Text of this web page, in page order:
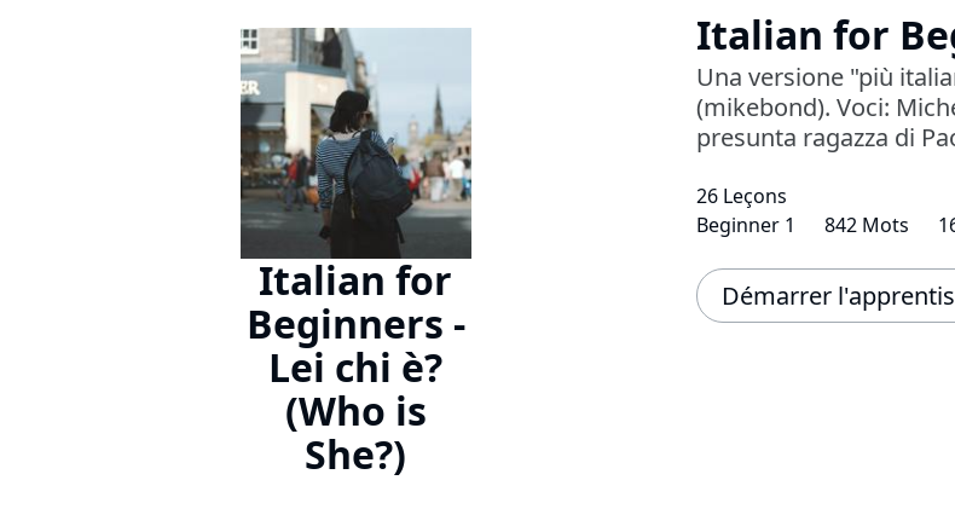
Italian for
Beginners -
Lei chi è?
(Who is
She?)
Italian for
Una versione "più
(mikebond). Voci:
presunta ragazza di
26 Leçons
Beginner 1
842 Mots
Démarrer